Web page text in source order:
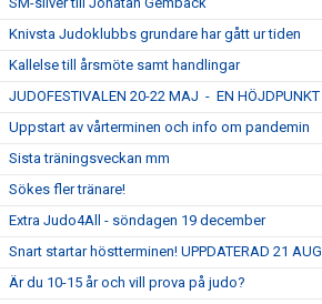
Knivsta Judoklubbs grundare har gått ur tiden
Kallelse till årsmöte samt handlingar
JUDOFESTIVALEN 20-22 MAJ - EN HÖJDPUNKT
Uppstart av vårterminen och info om pandemin
Sista träningsveckan mm
Sökes fler tränare!
Extra Judo4All - söndagen 19 december
Snart startar höstterminen! UPPDATERAD 21 AUG
Är du 10-15 år och vill prova på judo?